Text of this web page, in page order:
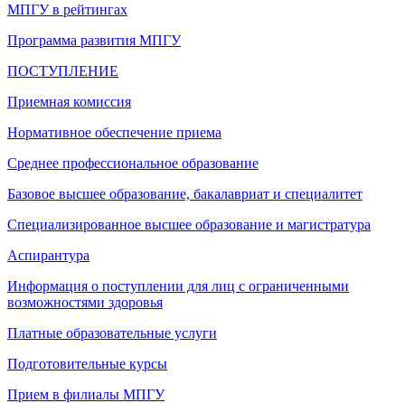
МПГУ в рейтингах
Программа развития МПГУ
ПОСТУПЛЕНИЕ
Приемная комиссия
Нормативное обеспечение приема
Среднее профессиональное образование
Базовое высшее образование, бакалавриат и специалитет
Специализированное высшее образование и магистратура
Аспирантура
Информация о поступлении для лиц с ограниченными
возможностями здоровья
Платные образовательные услуги
Подготовительные курсы
Прием в филиалы МПГУ